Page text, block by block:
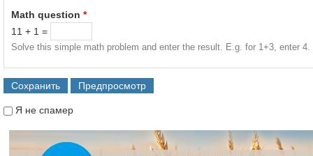
Math question *
11 + 1 =
Solve this simple math problem and enter the result. E.g. for 1+3, enter 4.
Я не спамер